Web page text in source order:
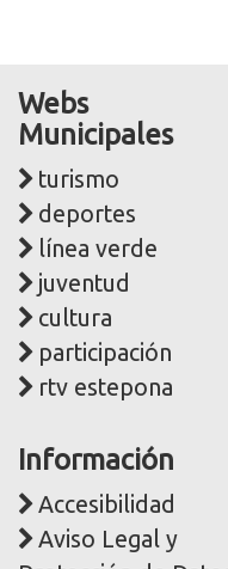
Webs
Municipales
turismo
deportes
línea verde
juventud
cultura
participación
rtv estepona
Información
Accesibilidad
Aviso Legal y